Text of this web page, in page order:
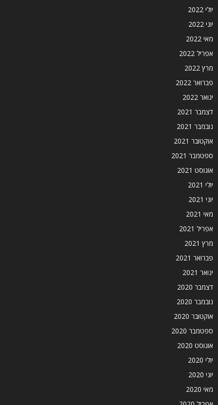
יולי 2022
יוני 2022
מאי 2022
אפריל 2022
מרץ 2022
פברואר 2022
ינואר 2022
דצמבר 2021
נובמבר 2021
אוקטובר 2021
ספטמבר 2021
אוגוסט 2021
יולי 2021
יוני 2021
מאי 2021
אפריל 2021
מרץ 2021
פברואר 2021
ינואר 2021
דצמבר 2020
נובמבר 2020
אוקטובר 2020
ספטמבר 2020
אוגוסט 2020
יולי 2020
יוני 2020
מאי 2020